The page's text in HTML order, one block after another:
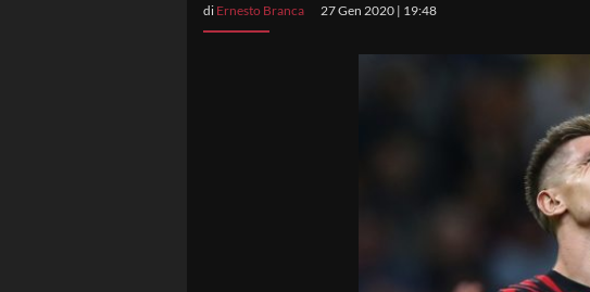
di Ernesto Branca 27 Gen 2020 | 19:48